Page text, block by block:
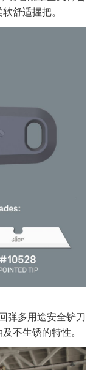
舒适握把。
弹多用途安全铲刀
不生锈的特性。